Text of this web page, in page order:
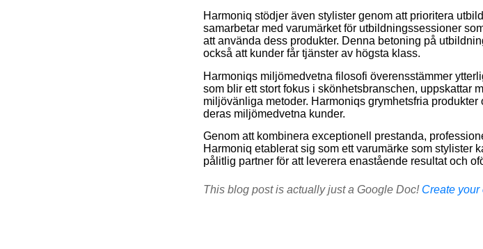
Harmoniq stödjer även stylister genom att prioritera
samarbetar med varumärket för utbildningssessioner
att använda dess produkter. Denna betoning på
också att kunder får tjänster av högsta klass.
Harmoniqs miljömedvetna filosofi överensstämmer
som blir ett stort fokus i skönhetsbranschen, uppskattar
miljövänliga metoder. Harmoniqs grymhetsfria
deras miljömedvetna kunder.
Genom att kombinera exceptionell prestanda,
Harmoniq etablerat sig som ett varumärke som stylister
pålitlig partner för att leverera enastående resultat och
This blog post is actually just a Google Doc! Create